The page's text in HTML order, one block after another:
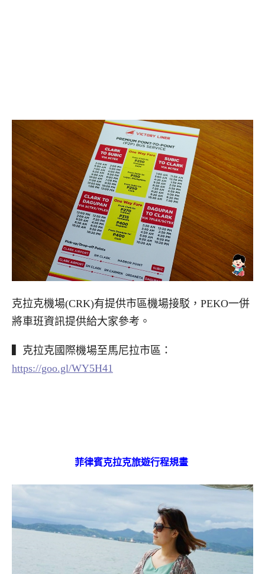
克拉克機場(CRK)有提供市區機場接駁，PEKO一併
將車班資訊提供給大家參考。
▍克拉克國際機場至馬尼拉市區：
https://goo.gl/WY5H41
菲律賓克拉克旅遊行程規畫